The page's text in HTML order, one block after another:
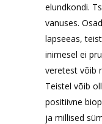
elundkondi.
vanuses.
lapseeas,
inimesel ei
veretest võib
Teistel võib
positiivne
ja millised